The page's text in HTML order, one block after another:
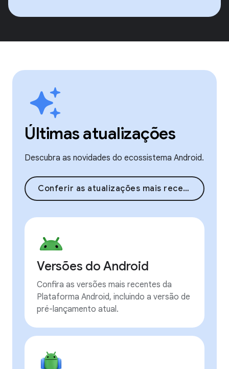
Últimas atualizações
Descubra as novidades do ecossistema Android.
Conferir as atualizações mais recentes
Versões do Android
Confira as versões mais recentes da
Plataforma Android, incluindo a versão de
pré-lançamento atual.